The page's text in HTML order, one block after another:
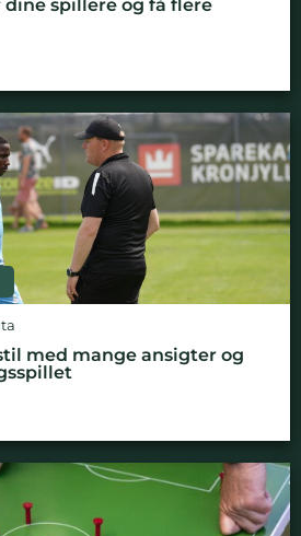
dine spillere og få flere
med mange ansigter og